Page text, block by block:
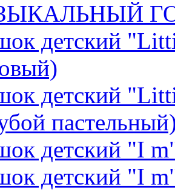
детский
детский
детский "I
детский "I